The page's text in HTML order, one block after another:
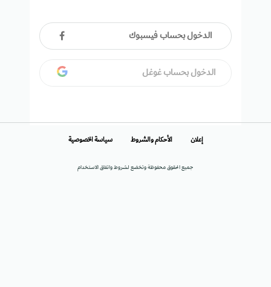
الدخول بحساب فيسبوك
الدخول بحساب غوغل
جميع الحقوق محفوظة وتخضع لشروط واتفاق الاستخدام
إعلان الأحكام والشروط سياسة الخصوصية